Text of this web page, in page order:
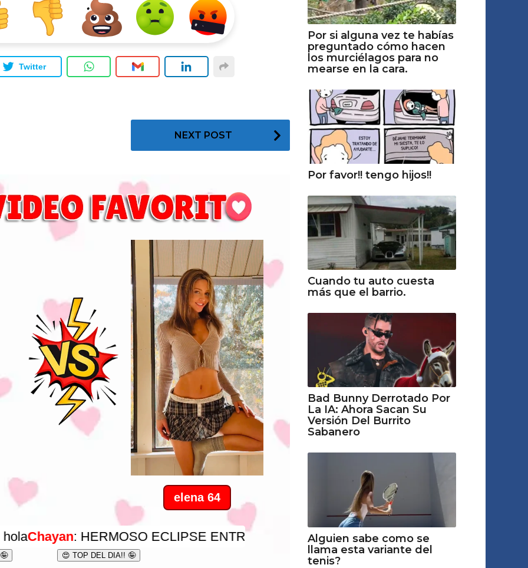
Twitter
NEXT POST
Por si alguna vez te habías
preguntado cómo hacen
los murciélagos para no
mearse en la cara.
Por favor!! tengo hijos!!
Cuando tu auto cuesta
más que el barrio.
Bad Bunny Derrotado Por
La IA: Ahora Sacan Su
Versión Del Burrito
Sabanero
Alguien sabe como se
llama esta variante del
tenis?